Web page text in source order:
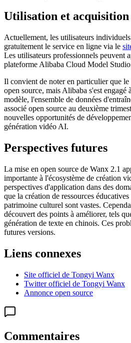
Utilisation et acquisition
Actuellement, les utilisateurs
gratuitement le service en ligne via le
Les utilisateurs professionnels peuvent
plateforme Alibaba Cloud Model
Il convient de noter en particulier que le
open source, mais Alibaba s'est engagé
modèle, l'ensemble de données
associé open source au deuxième
nouvelles opportunités de
génération vidéo AI.
Perspectives futures
La mise en open source de Wanx 2.1
importante à l'écosystème de création
perspectives d'application dans des
que la création de ressources
patrimoine culturel sont vastes.
découvert des points à améliorer, tels
génération de texte en chinois. Ces
futures versions.
Liens connexes
Site officiel de Tongyi Wanx
Twitter officiel de Tongyi Wanx
Annonce open source
Commentaires